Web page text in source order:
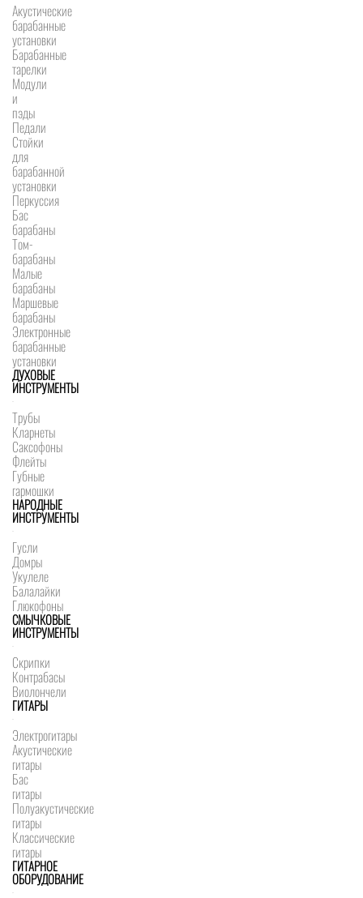
Акустические
барабанные
установки
Барабанные
тарелки
Модули
и
пэды
Педали
Стойки
для
барабанной
установки
Перкуссия
Бас
барабаны
Том-
барабаны
Малые
барабаны
Маршевые
барабаны
Электронные
барабанные
установки
ДУХОВЫЕ
ИНСТРУМЕНТЫ
Трубы
Кларнеты
Саксофоны
Флейты
Губные
гармошки
НАРОДНЫЕ
ИНСТРУМЕНТЫ
Гусли
Домры
Укулеле
Балалайки
Глюкофоны
СМЫЧКОВЫЕ
ИНСТРУМЕНТЫ
Скрипки
Контрабасы
Виолончели
ГИТАРЫ
Электрогитары
Акустические
гитары
Бас
гитары
Полуакустические
гитары
Классические
гитары
ГИТАРНОЕ
ОБОРУДОВАНИЕ